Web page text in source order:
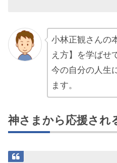
小林正観さんの
え方】を学ばせ
今の自分の人生
ます。
神さまから応援され